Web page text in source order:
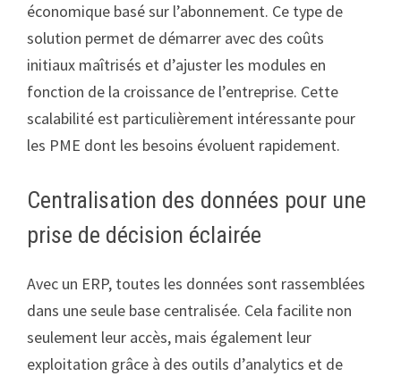
économique basé sur l’abonnement. Ce type de
solution permet de démarrer avec des coûts
initiaux maîtrisés et d’ajuster les modules en
fonction de la croissance de l’entreprise. Cette
scalabilité est particulièrement intéressante pour
les PME dont les besoins évoluent rapidement.
Centralisation des données pour une
prise de décision éclairée
Avec un ERP, toutes les données sont rassemblées
dans une seule base centralisée. Cela facilite non
seulement leur accès, mais également leur
exploitation grâce à des outils d’analytics et de